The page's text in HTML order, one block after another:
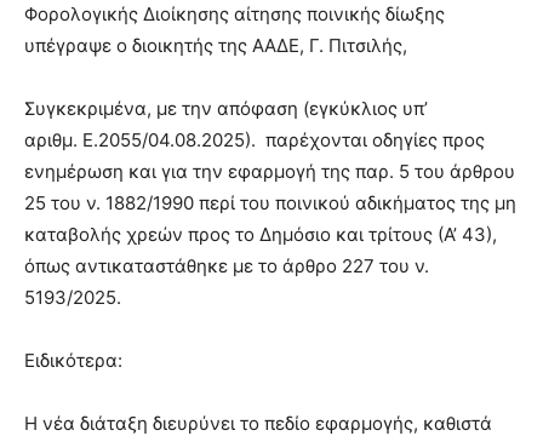
Φορολογικής Διοίκησης αίτησης ποινικής δίωξης
υπέγραψε ο διοικητής της ΑΑΔΕ, Γ. Πιτσιλής,
Συγκεκριμένα, με την απόφαση (εγκύκλιος υπ’
αριθμ. Ε.2055/04.08.2025). παρέχονται οδηγίες προς
ενημέρωση και για την εφαρμογή της παρ. 5 του άρθρου
25 του ν. 1882/1990 περί του ποινικού αδικήματος της μη
καταβολής χρεών προς το Δημόσιο και τρίτους (Α’ 43),
όπως αντικαταστάθηκε με το άρθρο 227 του ν.
5193/2025.
Ειδικότερα:
Η νέα διάταξη διευρύνει το πεδίο εφαρμογής, καθιστά